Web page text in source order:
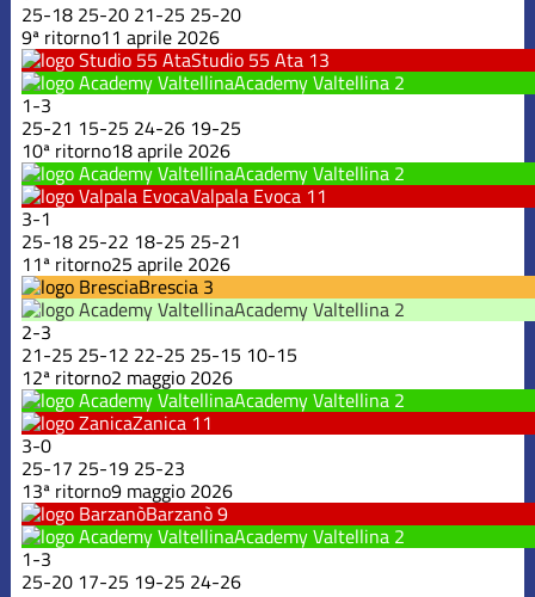
25-18 25-20 21-25 25-20
9ª ritorno11 aprile 2026
Studio 55 Ata 13
Academy Valtellina 2
1-3
25-21 15-25 24-26 19-25
10ª ritorno18 aprile 2026
Academy Valtellina 2
Valpala Evoca 11
3-1
25-18 25-22 18-25 25-21
11ª ritorno25 aprile 2026
Brescia 3
Academy Valtellina 2
2-3
21-25 25-12 22-25 25-15 10-15
12ª ritorno2 maggio 2026
Academy Valtellina 2
Zanica 11
3-0
25-17 25-19 25-23
13ª ritorno9 maggio 2026
Barzanò9
Academy Valtellina 2
1-3
25-20 17-25 19-25 24-26